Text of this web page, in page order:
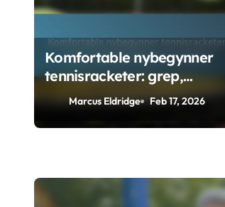
Komfortable nybegynner
tennisracketer: grep,
vibrasjonsdemping, følelse
Marcus Eldridge Feb 17, 2026
spinn